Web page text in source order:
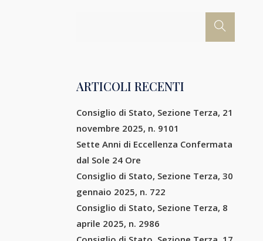
ARTICOLI RECENTI
Consiglio di Stato, Sezione Terza, 21
novembre 2025, n. 9101
Sette Anni di Eccellenza Confermata
dal Sole 24 Ore
Consiglio di Stato, Sezione Terza, 30
gennaio 2025, n. 722
Consiglio di Stato, Sezione Terza, 8
aprile 2025, n. 2986